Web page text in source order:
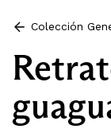
Colección